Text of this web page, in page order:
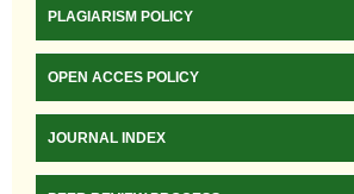
PLAGIARISM POLICY
OPEN ACCES POLICY
JOURNAL INDEX